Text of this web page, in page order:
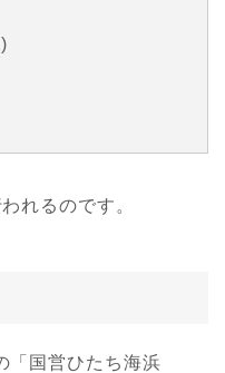
れるのです。
「国営ひたち海浜